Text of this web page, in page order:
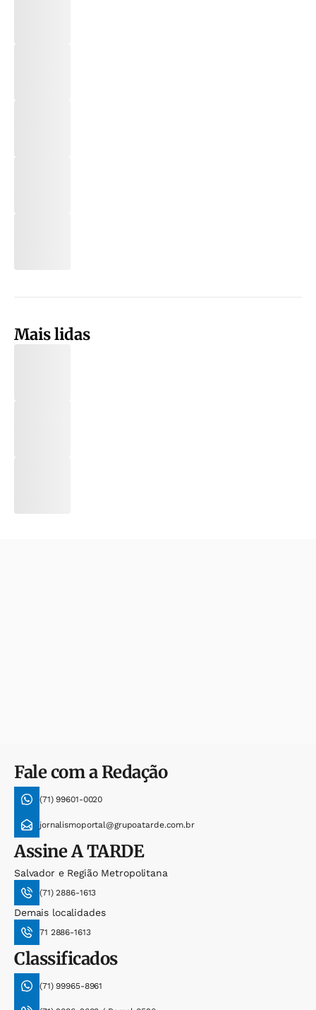
Mais lidas
Fale com a Redação
(71) 99601-0020
jornalismoportal@grupoatarde.com.br
AssineA TARDE
Salvador e Região Metropolitana
(71) 2886-1613
Demais localidades
71 2886-1613
Classificados
(71) 99965-8961